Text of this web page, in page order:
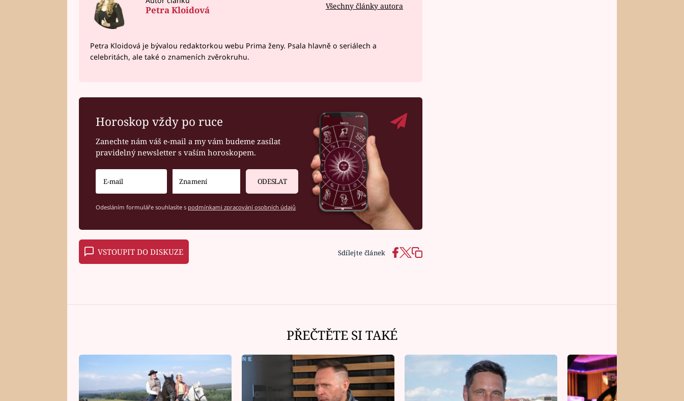
Petra Kloidová Všechny články autora
Petra Kloidová je bývalou redaktorkou webu Prima ženy. Psala hlavně o seriálech a
celebritách, ale také o znameních zvěrokruhu.
Horoskop vždy po ruce
Zanechte nám váš e-mail a my vám budeme zasílat
pravidelný newsletter s vaším horoskopem.
ODESLAT
Odesláním formuláře souhlasíte s podmínkami zpracování osobních údajů
VSTOUPIT DO DISKUZE Sdílejte článek
PŘEČTĚTE SI TAKÉ